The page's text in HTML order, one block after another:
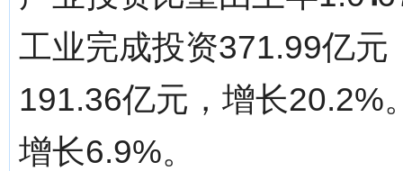
工业完成投资371.99亿
191.36亿元，增长20.2%
增长6.9%。